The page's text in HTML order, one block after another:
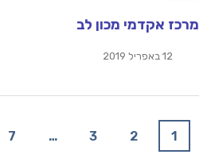
מרכז אקדמי מכון לב
1
2
3
…
7